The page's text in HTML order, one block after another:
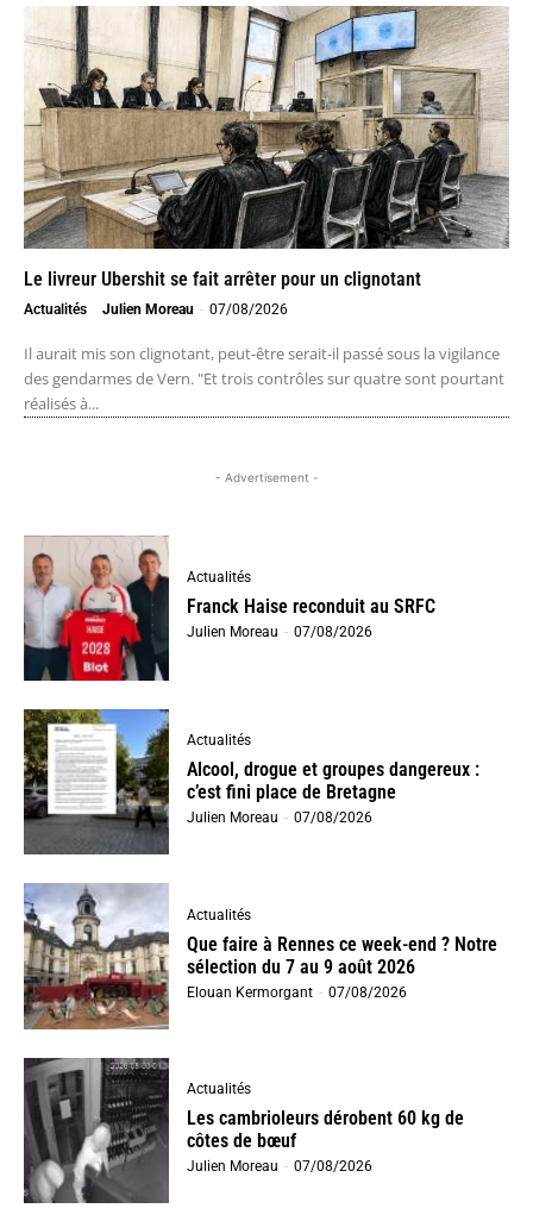
Le livreur Ubershit se fait arrêter pour un clignotant
Actualités Julien Moreau - 07/08/2026
Il aurait mis son clignotant, peut-être serait-il passé sous la vigilance
des gendarmes de Vern. "Et trois contrôles sur quatre sont pourtant
réalisés à...
- Advertisement -
Actualités
Franck Haise reconduit au SRFC
Julien Moreau - 07/08/2026
Actualités
Alcool, drogue et groupes dangereux :
c’est fini place de Bretagne
Julien Moreau - 07/08/2026
Actualités
Que faire à Rennes ce week-end ? Notre
sélection du 7 au 9 août 2026
Elouan Kermorgant - 07/08/2026
Actualités
Les cambrioleurs dérobent 60 kg de
côtes de bœuf
Julien Moreau - 07/08/2026